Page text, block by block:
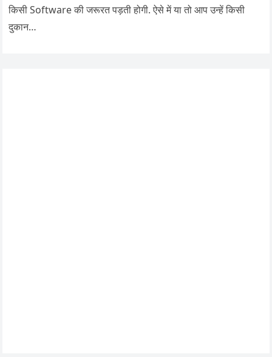
किसी Software की जरूरत पड़ती होगी. ऐसे में या तो आप उन्हें किसी
दुकान…